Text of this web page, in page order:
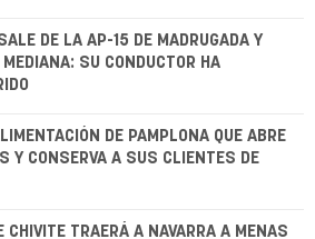
DE LA AP-15 DE MADRUGADA Y
SU CONDUCTOR HA
DE PAMPLONA QUE ABRE
Y CONSERVA A SUS CLIENTES DE
CHIVITE TRAERÁ A NAVARRA A MENAS